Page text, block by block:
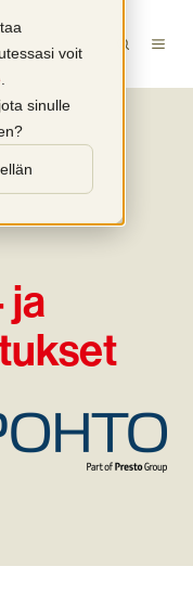
voit
sinulle
ja